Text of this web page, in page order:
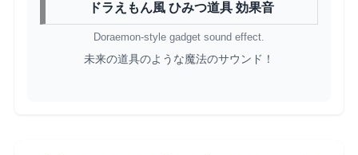
ドラえもん風 ひみつ道具 効果音
Doraemon-style gadget sound effect.
未来の道具のような魔法のサウンド！